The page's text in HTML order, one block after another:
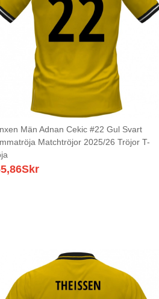
Män Adnan Cekic #22 Gul Svart
Matchtröjor 2025/26 Tröjor T-
Skr